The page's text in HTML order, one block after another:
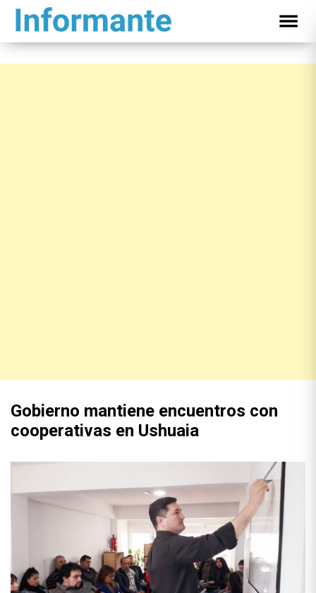
Gobierno mantiene encuentros con
cooperativas en Ushuaia